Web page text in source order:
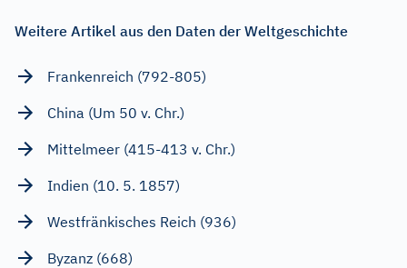
Weitere Artikel aus den Daten der Weltgeschichte
Frankenreich (792-805)
China (Um 50 v. Chr.)
Mittelmeer (415-413 v. Chr.)
Indien (10. 5. 1857)
Westfränkisches Reich (936)
Byzanz (668)